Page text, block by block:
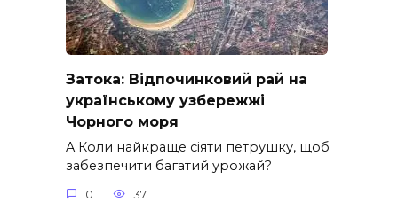
Затока: Відпочинковий рай на
українському узбережжі
Чорного моря
A Коли найкраще сіяти петрушку, щоб
забезпечити багатий урожай?
0 37